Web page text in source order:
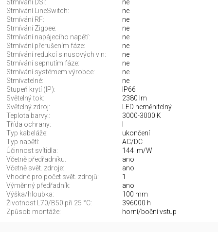
Stmívání DSI:
ne
Stmívání LineSwitch:
ne
Stmívání RF:
ne
Stmívání Zigbee:
ne
Stmívání napájecího napětí:
ne
Stmívání přerušením fáze:
ne
Stmívání redukcí sinusových vln:
ne
Stmívání sepnutím fáze:
ne
Stmívání systémem výrobce:
ne
Stmívatelné:
ne
Stupeň krytí (IP):
IP66
Světelný tok:
2380 lm
Světelný zdroj:
LED neměnitelný
Teplota barvy.:
3000-3000 K
Třída ochrany:
Typ kabeláže:
ukončení
Typ napětí:
AC/DC
Účinnost svítidla:
144 lm/W
Včetně předřadníku:
ano
Včetně svět. zdroje:
ano
Vhodné pro počet svět. zdrojů:
1
Výměnný předřadník:
ano
Výška/hloubka:
100 mm
Životnost L70/B50 při 25 °C:
396000 h
Způsob montáže:
horní/boční vstup